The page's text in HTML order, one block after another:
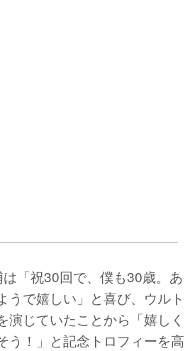
「祝30回で、僕も30歳。あ
うで嬉しい」と喜び、ウルト
演じていたことから「嬉しく
う！」と記念トロフィーを高